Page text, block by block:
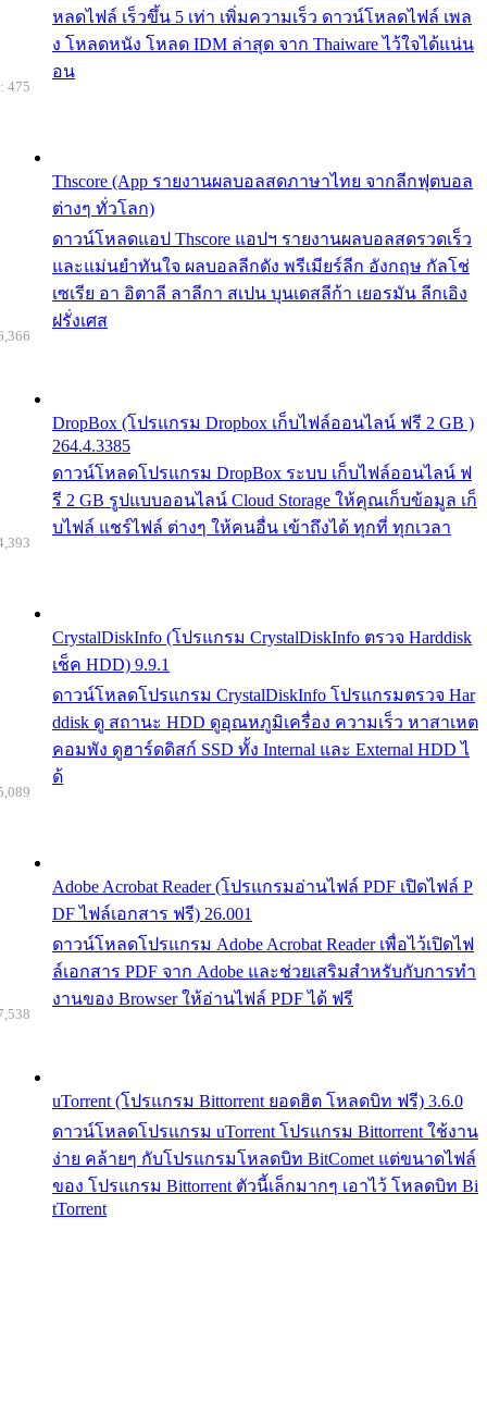
หลดไฟล์ เร็วขึ้น 5 เท่า เพิ่มความเร็ว ดาวน์โหลดไฟล์ เพล
ง โหลดหนัง โหลด IDM ล่าสุด จาก Thaiware ไว้ใจได้แน่น
อน
Thscore (App รายงานผลบอลสดภาษาไทย จากลีกฟุตบอล
ต่างๆ ทั่วโลก)
ดาวน์โหลดแอป Thscore แอปฯ รายงานผลบอลสดรวดเร็ว
และแม่นยำทันใจ ผลบอลลีกดัง พรีเมียร์ลีก อังกฤษ กัลโช่
เซเรีย อา อิตาลี ลาลีกา สเปน บุนเดสลีก้า เยอรมัน ลีกเอิง
ฝรั่งเศส
475
DropBox (โปรแกรม Dropbox เก็บไฟล์ออนไลน์ ฟรี 2 GB )
264.4.3385
ดาวน์โหลดโปรแกรม DropBox ระบบ เก็บไฟล์ออนไลน์ ฟ
รี 2 GB รูปแบบออนไลน์ Cloud Storage ให้คุณเก็บข้อมูล เก็
บไฟล์ แชร์ไฟล์ ต่างๆ ให้คนอื่น เข้าถึงได้ ทุกที่ ทุกเวลา
CrystalDiskInfo (โปรแกรม CrystalDiskInfo ตรวจ Harddisk
เช็ค HDD) 9.9.1
ดาวน์โหลดโปรแกรม CrystalDiskInfo โปรแกรมตรวจ Har
ddisk ดู สถานะ HDD ดูอุณหภูมิเครื่อง ความเร็ว หาสาเหต
คอมพัง ดูฮาร์ดดิสก์ SSD ทั้ง Internal และ External HDD ไ
ด้
Adobe Acrobat Reader (โปรแกรมอ่านไฟล์ PDF เปิดไฟล์ P
DF ไฟล์เอกสาร ฟรี) 26.001
ดาวน์โหลดโปรแกรม Adobe Acrobat Reader เพื่อไว้เปิดไฟ
ล์เอกสาร PDF จาก Adobe และช่วยเสริมสำหรับกับการทำ
งานของ Browser ให้อ่านไฟล์ PDF ได้ ฟรี
uTorrent (โปรแกรม Bittorrent ยอดฮิต โหลดบิท ฟรี) 3.6.0
ดาวน์โหลดโปรแกรม uTorrent โปรแกรม Bittorrent ใช้งาน
ง่าย คล้ายๆ กับโปรแกรมโหลดบิท BitComet แต่ขนาดไฟล์
ของ โปรแกรม Bittorrent ตัวนี้เล็กมากๆ เอาไว้ โหลดบิท Bi
tTorrent